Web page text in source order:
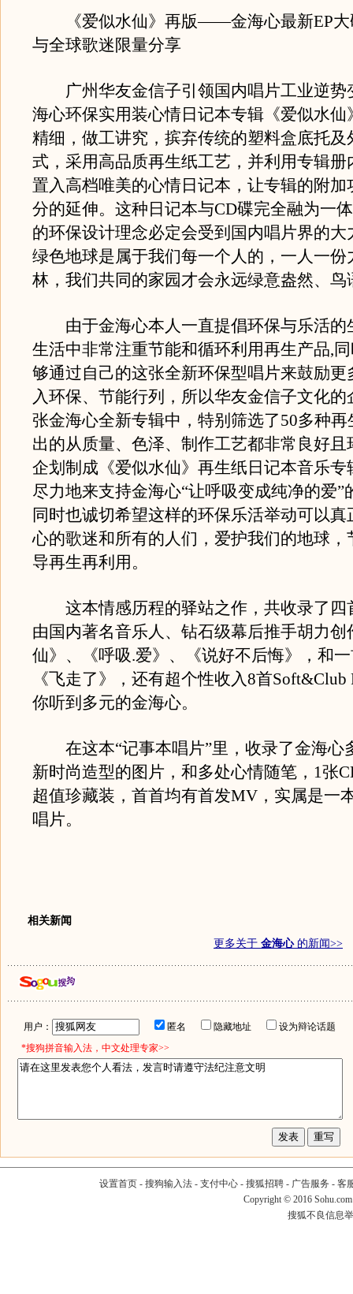
《爱似水仙》再版——金海心最新EP大
与全球歌迷限量分享
广州华友金信子引领国内唱片工业逆势
海心环保实用装心情日记本专辑《爱似水仙
精细，做工讲究，摈弃传统的塑料盒底托及
式，采用高品质再生纸工艺，并利用专辑册
置入高档唯美的心情日记本，让专辑的附加
分的延伸。这种日记本与CD碟完全融为一
的环保设计理念必定会受到国内唱片界的大
绿色地球是属于我们每一个人的，一人一份
林，我们共同的家园才会永远绿意盎然、鸟
由于金海心本人一直提倡环保与乐活的
生活中非常注重节能和循环利用再生产品,
够通过自己的这张全新环保型唱片来鼓励更
入环保、节能行列，所以华友金信子文化的
张金海心全新专辑中，特别筛选了50多种
出的从质量、色泽、制作工艺都非常良好且
企划制成《爱似水仙》再生纸日记本音乐专
尽力地来支持金海心“让呼吸变成纯净的爱”
同时也诚切希望这样的环保乐活举动可以真
心的歌迷和所有的人们，爱护我们的地球，
导再生再利用。
这本情感历程的驿站之作，共收录了四
由国内著名音乐人、钻石级幕后推手胡力创
仙》、《呼吸.爱》、《说好不后悔》，和
《飞走了》，还有超个性收入8首Soft&Club
你听到多元的金海心。
在这本“记事本唱片”里，收录了金海心
新时尚造型的图片，和多处心情随笔，1张
超值珍藏装，首首均有首发MV，实属是一
唱片。
相关新闻
更多关于 金海心的新闻>>
用户： 匿名 隐藏地址
设为辩论话题
*搜狗拼音输入法，中文处理专家>>
设置首页- 搜狗输入法- 支付中心- 搜狐招聘- 广告服务 - 客
Copyright © 2016
搜狐不良信息